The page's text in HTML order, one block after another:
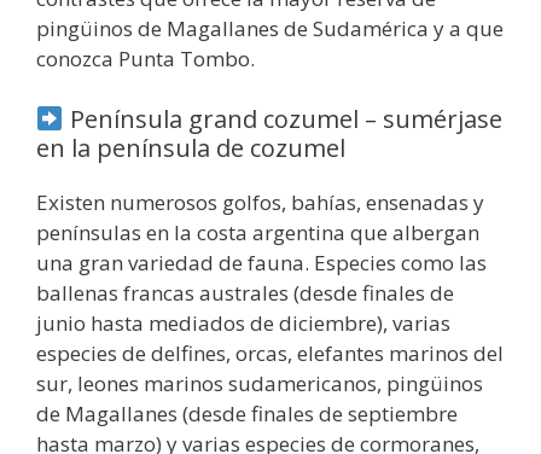
pingüinos de Magallanes de Sudamérica y a que
conozca Punta Tombo.
Península grand cozumel – sumérjase
en la península de cozumel
Existen numerosos golfos, bahías, ensenadas y
penínsulas en la costa argentina que albergan
una gran variedad de fauna. Especies como las
ballenas francas australes (desde finales de
junio hasta mediados de diciembre), varias
especies de delfines, orcas, elefantes marinos del
sur, leones marinos sudamericanos, pingüinos
de Magallanes (desde finales de septiembre
hasta marzo) y varias especies de cormoranes,